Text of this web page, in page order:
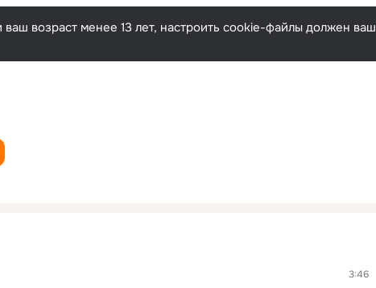
возраст менее 13 лет, настроить cookie-файлы должен ваш
3:46